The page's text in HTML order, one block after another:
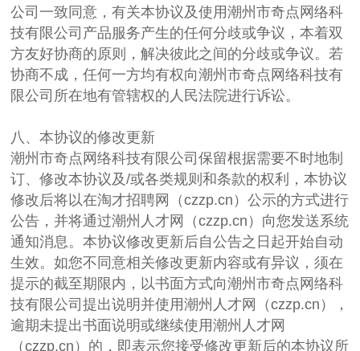
公司一致同意，有关本协议及使用潮州市奇点网络科
技有限公司产品服务产生的任何分歧或争议，本着双
方友好协商的原则，解决彼此之间的分歧或争议。若
协商不成，任何一方均有权向潮州市奇点网络科技有
限公司所在地有管辖权的人民法院进行诉讼。
八、本协议的修改更新
潮州市奇点网络科技有限公司保留根据需要不时地制
订、修改本协议及/或各类规则和条款的权利，本协议
修改后将以在淘才招聘网（czzp.cn）公示的方式进行
公告，并将通过潮州人才网（czzp.cn）向您发送系统
通知消息。本协议修改更新后自公告之日起开始自动
生效。如您不同意相关修改更新内容或有异议，须在
提示的截至期限内，以书面方式向潮州市奇点网络科
技有限公司提出说明并使用潮州人才网（czzp.cn），
逾期未提出书面说明或继续使用潮州人才网
（czzp.cn）的，即表示您接受修改更新后的本协议所